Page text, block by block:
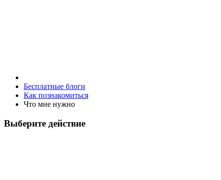
Бесплатные блоги
Как познакомиться
Что мне нужно
Выберите действие